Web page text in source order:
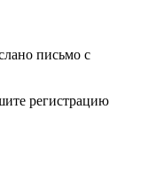
письмо с
регистрацию